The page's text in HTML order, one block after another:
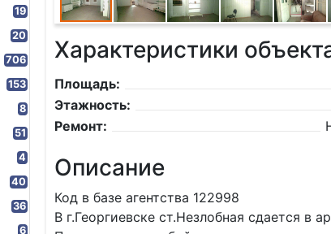
19
20
706
153
8
51
4
40
36
6
Характеристики
Площадь:
Этажность:
Ремонт:
Описание
Код в базе агентства 122998
В г.Георгиевске ст.Незлобная сдается